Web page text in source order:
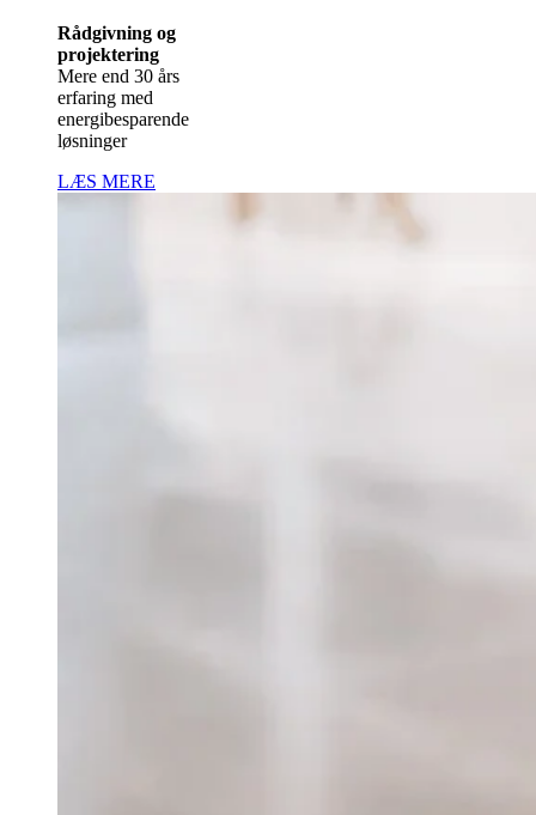
Rådgivning og
projektering
Mere end 30 års
erfaring med
energibesparende
løsninger
LÆS MERE